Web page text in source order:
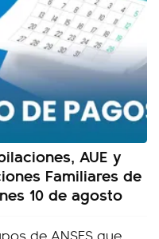
AUE y
Familiares de
10 de agosto